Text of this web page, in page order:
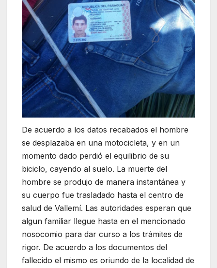
De acuerdo a los datos recabados el hombre
se desplazaba en una motocicleta, y en un
momento dado perdió el equilibrio de su
biciclo, cayendo al suelo. La muerte del
hombre se produjo de manera instantánea y
su cuerpo fue trasladado hasta el centro de
salud de Vallemí. Las autoridades esperan que
algun familiar llegue hasta en el mencionado
nosocomio para dar curso a los trámites de
rigor. De acuerdo a los documentos del
fallecido el mismo es oriundo de la localidad de